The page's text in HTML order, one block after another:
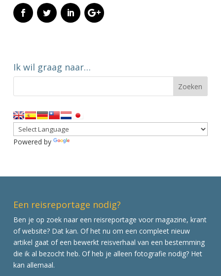
Ik wil graag naar…
Powered by
Een reisreportage nodig?
Ben je op zoek naar een reisreportage voor magazine, krant
of website? Dat kan. Of het nu om een compleet nieuw
artikel gaat of een bewerkt reisverhaal van een bestemming
die ik al bezocht heb. Of heb je alleen fotografie nodig? Het
kan allemaal.